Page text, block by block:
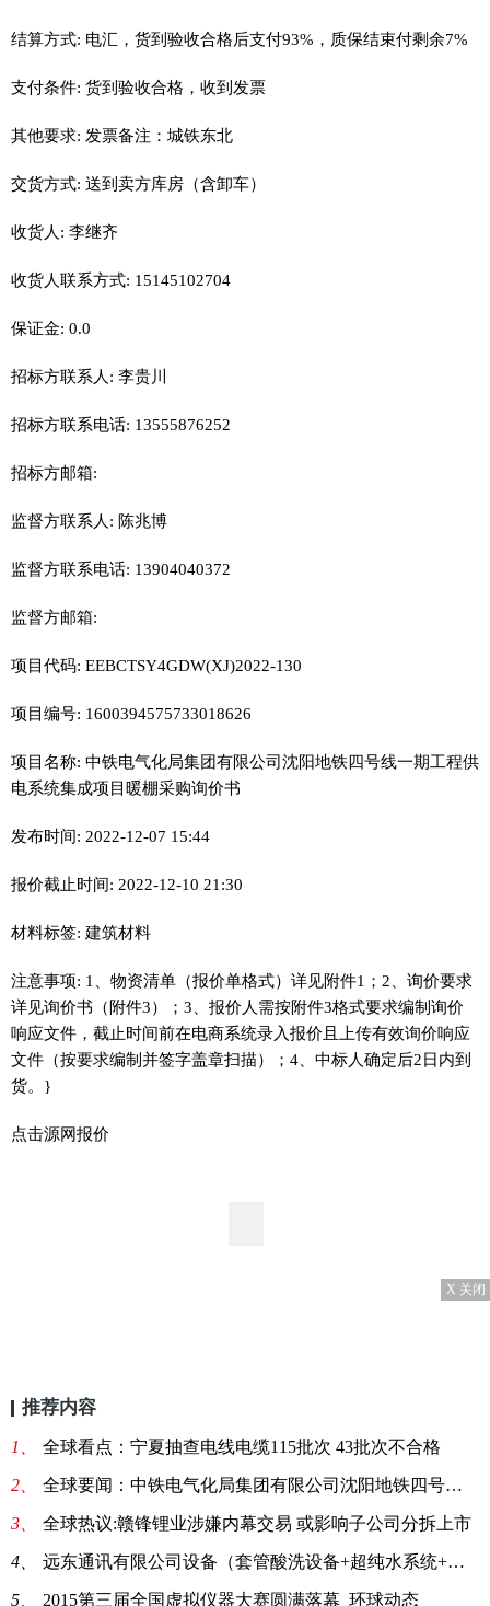
结算方式: 电汇，货到验收合格后支付93%，质保结束付剩余7%
支付条件: 货到验收合格，收到发票
其他要求: 发票备注：城铁东北
交货方式: 送到卖方库房（含卸车）
收货人: 李继齐
收货人联系方式: 15145102704
保证金: 0.0
招标方联系人: 李贵川
招标方联系电话: 13555876252
招标方邮箱:
监督方联系人: 陈兆博
监督方联系电话: 13904040372
监督方邮箱:
项目代码: EEBCTSY4GDW(XJ)2022-130
项目编号: 1600394575733018626
项目名称: 中铁电气化局集团有限公司沈阳地铁四号线一期工程供
电系统集成项目暖棚采购询价书
发布时间: 2022-12-07 15:44
报价截止时间: 2022-12-10 21:30
材料标签: 建筑材料
注意事项: 1、物资清单（报价单格式）详见附件1；2、询价要求
详见询价书（附件3）；3、报价人需按附件3格式要求编制询价
响应文件，截止时间前在电商系统录入报价且上传有效询价响应
文件（按要求编制并签字盖章扫描）；4、中标人确定后2日内到
货。}
点击源网报价
X 关闭
推荐内容
1、 全球看点：宁夏抽查电线电缆115批次 43批次不合格
2、 全球要闻：中铁电气化局集团有限公司沈阳地铁四号线一期工程供电系统集成项目暖棚采购询价书
3、 全球热议:赣锋锂业涉嫌内幕交易 或影响子公司分拆上市
4、 远东通讯有限公司设备（套管酸洗设备+超纯水系统+沉积/烧结/酸洗废气废水处理系统）招标公告
5、 2015第三届全国虚拟仪器大赛圆满落幕_环球动态